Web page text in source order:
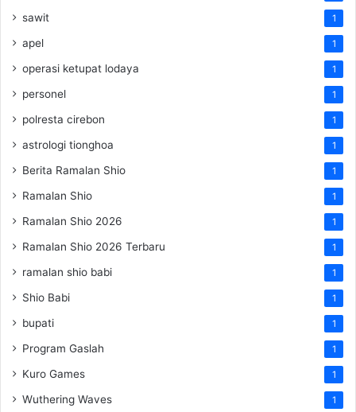
sawit 1
apel 1
operasi ketupat lodaya 1
personel 1
polresta cirebon 1
astrologi tionghoa 1
Berita Ramalan Shio 1
Ramalan Shio 1
Ramalan Shio 2026 1
Ramalan Shio 2026 Terbaru 1
ramalan shio babi 1
Shio Babi 1
bupati 1
Program Gaslah 1
Kuro Games 1
Wuthering Waves 1